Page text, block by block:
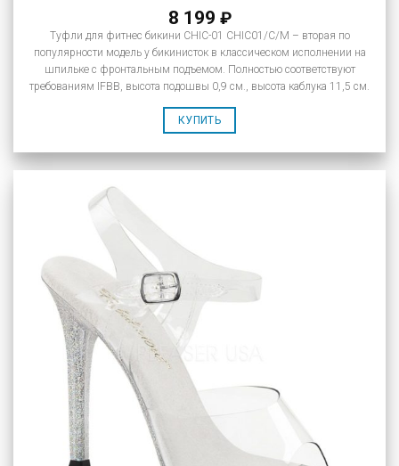
8 199 ₽
Туфли для фитнес бикини CHIC-01 CHIC01/C/M – вторая по
популярности модель у бикинисток в классическом исполнении на
шпильке с фронтальным подъемом. Полностью соответствуют
требованиям IFBB, высота подошвы 0,9 см., высота каблука 11,5 см.
КУПИТЬ